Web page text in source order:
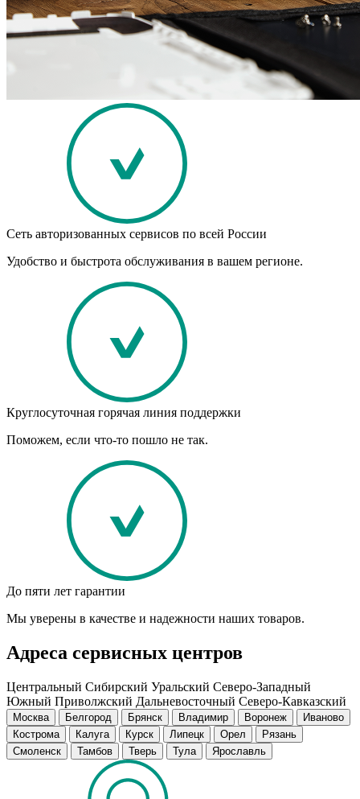
Сеть авторизованных сервисов по всей России
Удобство и быстрота обслуживания в вашем регионе.
Круглосуточная горячая линия поддержки
Поможем, если что-то пошло не так.
До пяти лет гарантии
Мы уверены в качестве и надежности наших товаров.
Адреса сервисных центров
Центральный Сибирский Уральский Северо-Западный
Южный Приволжский Дальневосточный Северо-Кавказский
Москва Белгород Брянск Владимир Воронеж
Иваново
Кострома
Калуга Курск Липецк Орел
Рязань
Смоленск
Тамбов Тверь Тула Ярославль